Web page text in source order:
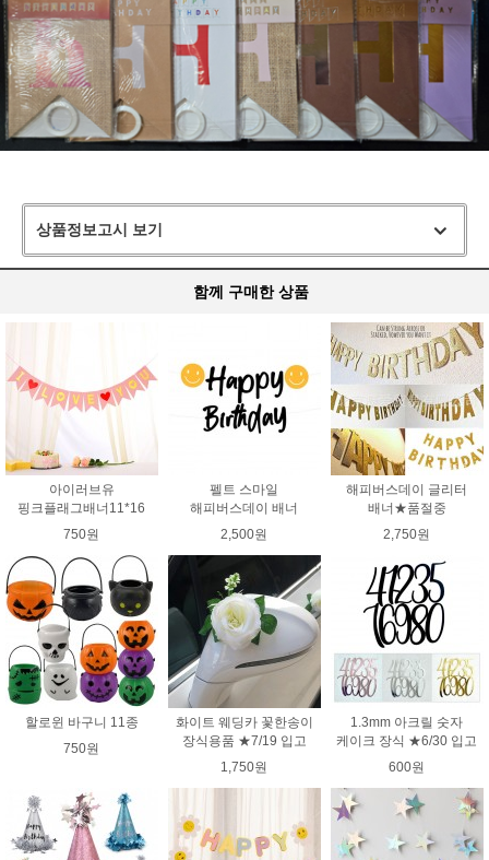
상품정보고시 보기
함께 구매한 상품
아이러브유
핑크플래그배너11*16
750원
펠트 스마일
해피버스데이 배너
2,500원
해피버스데이 글리터
배너★품절중
2,750원
할로윈 바구니 11종
750원
화이트 웨딩카 꽃한송이
장식용품 ★7/19 입고
1,750원
1.3mm 아크릴 숫자
케이크 장식 ★6/30 입고
600원